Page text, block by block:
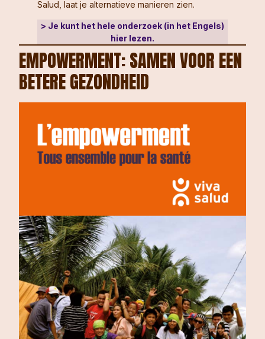
Salud, laat je alternatieve manieren zien.
> Je kunt het hele onderzoek (in het Engels)
hier lezen.
EMPOWERMENT: SAMEN VOOR EEN
BETERE GEZONDHEID